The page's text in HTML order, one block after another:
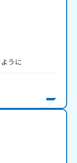
うに